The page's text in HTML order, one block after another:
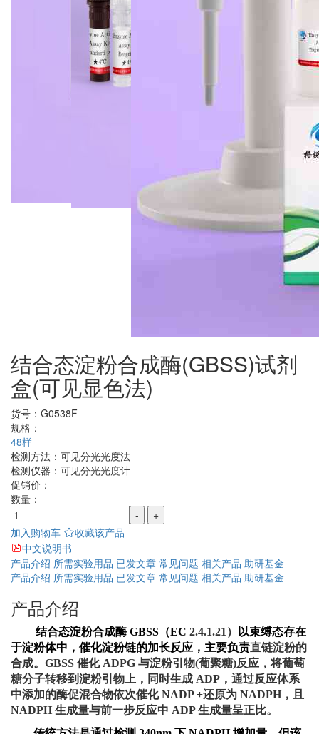
结合态淀粉合成酶(GBSS)试剂
盒(可见显色法)
货号： G0538F
规格：
48样
检测方法： 可见分光光度法
检测仪器： 可见分光光度计
促销价：
数量：
-
+
加入购物车
收藏该产品
中文说明书
产品介绍 所需实验用品 已发文章 常见问题 相关产品 助研基金
产品介绍 所需实验用品 已发文章 常见问题 相关产品 助研基金
产品介绍
结合态淀粉合成酶GBSS （EC 2.4.1.21 ）
以束缚态存在
于淀粉体中，催化淀粉链的加长反应，主要负责直链淀粉的
合成。GBSS 催化 ADPG 与淀粉引物(葡聚糖)反应，将葡萄
糖分子转移到淀粉引物上，同时生成 ADP，通过反应体系
中添加的酶促混合物依次催化 NADP +还原为 NADPH，且
NADPH 生成量与前一步反应中 ADP 生成量呈正比。